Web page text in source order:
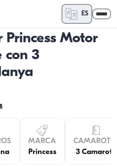
ES
Princess Motor
con 3
MARCA
Princess
3 Camarote